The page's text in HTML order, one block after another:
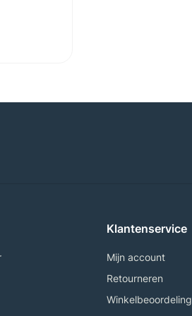
Klantenservice
Mijn account
Retourneren
Winkelbeoordeling